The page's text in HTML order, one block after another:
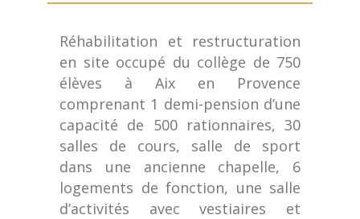
Réhabilitation et restructuration
en site occupé du collège de 750
élèves à Aix en Provence
comprenant 1 demi-pension d’une
capacité de 500 rationnaires, 30
salles de cours, salle de sport
dans une ancienne chapelle, 6
logements de fonction, une salle
d’activités avec vestiaires et